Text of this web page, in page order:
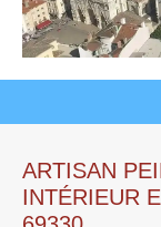
ARTISAN
INTÉRIEUR